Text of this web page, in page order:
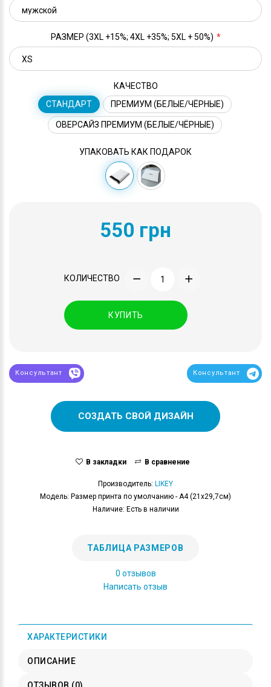
РАЗМЕР (3XL +15%; 4XL +35%; 5XL + 50%)
КАЧЕСТВО
СТАНДАРТ
ПРЕМИУМ (БЕЛЫЕ/ЧЁРНЫЕ)
ОВЕРСАЙЗ ПРЕМИУМ (БЕЛЫЕ/ЧЁРНЫЕ)
УПАКОВАТЬ КАК ПОДАРОК
550 грн
КОЛИЧЕСТВО
КУПИТЬ
Консультант Консультант
СОЗДАТЬ СВОЙ ДИЗАЙН
В закладки В сравнение
Производитель: LIKEY
Модель: Размер принта по умолчанию - А4 (21x29,7см)
Наличие: Есть в наличии
ТАБЛИЦА РАЗМЕРОВ
0 отзывов
Написать отзыв
ХАРАКТЕРИСТИКИ
ОПИСАНИЕ
ОТЗЫВОВ (0)